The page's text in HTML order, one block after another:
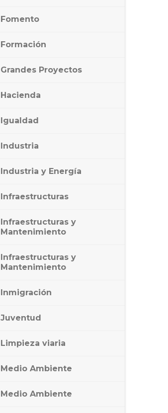
Fomento
Formación
Grandes Proyectos
Hacienda
Igualdad
Industria
Industria y Energía
Infraestructuras
Infraestructuras y
Mantenimiento
Infraestructuras y
Mantenimiento
Inmigración
Juventud
Limpieza viaria
Medio Ambiente
Medio Ambiente